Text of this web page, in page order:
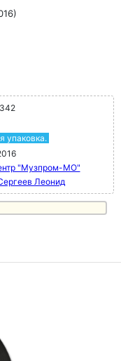
упаковка.
"Музпром-МО"
Леонид